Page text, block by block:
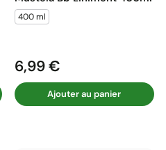
400 ml
Prix
6,99 €
Ajouter au panier